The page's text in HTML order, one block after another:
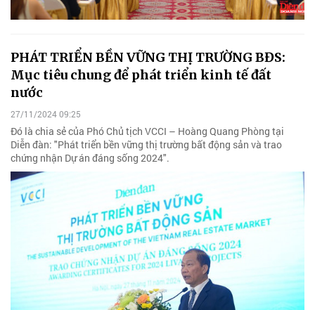
PHÁT TRIỂN BỀN VỮNG THỊ TRƯỜNG BĐS:
Mục tiêu chung để phát triển kinh tế đất
nước
27/11/2024 09:25
Đó là chia sẻ của Phó Chủ tịch VCCI – Hoàng Quang Phòng tại
Diễn đàn: "Phát triển bền vững thị trường bất động sản và trao
chứng nhận Dự án đáng sống 2024".